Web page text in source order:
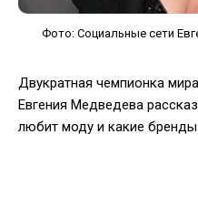
Фото: Социальные сети
Двукратная чемпионка
Евгения Медведева
любит моду и какие